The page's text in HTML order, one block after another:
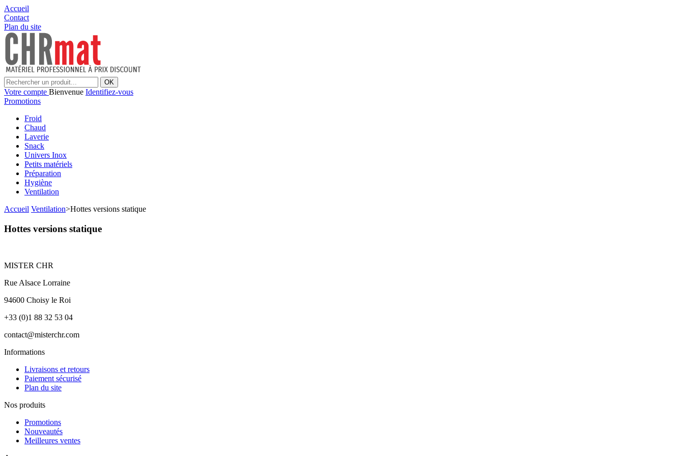
Accueil
Contact
Plan du site
OK
Votre compte Bienvenue Identifiez-vous
Promotions
Froid
Chaud
Laverie
Snack
Univers Inox
Petits matériels
Préparation
Hygiène
Ventilation
Accueil Ventilation>Hottes versions statique
Hottes versions statique
MISTER CHR
Rue Alsace Lorraine
94600 Choisy le Roi
+33 (0)1 88 32 53 04
contact@misterchr.com
Informations
Livraisons et retours
Paiement sécurisé
Plan du site
Nos produits
Promotions
Nouveautés
Meilleures ventes